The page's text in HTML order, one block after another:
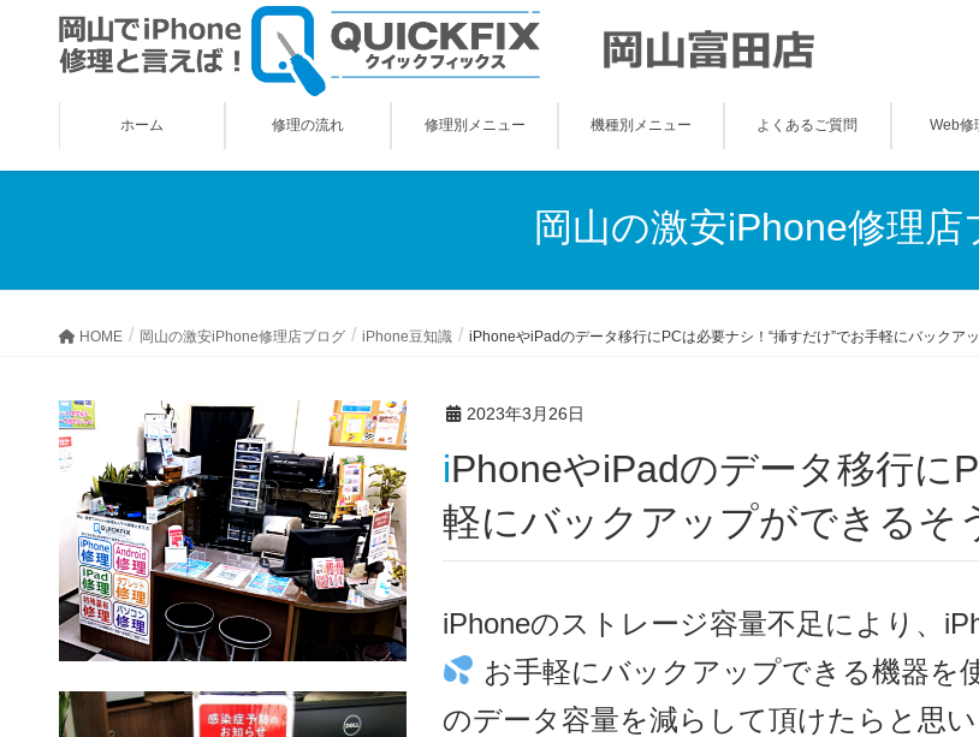
ホーム 修理の流れ 修理別メニュー 機種別メニュー よくあるご質問 Web修
岡山の激安iPhone修理店
HOME 岡山の激安iPhone修理店ブログ iPhone豆知識 iPhoneやiPadのデータ移行にPCは必要ナシ！“挿すだけ”でお手軽にバックア
2023年3月26日
iPhoneやiPadのデータ移行にPCは必要ナシ！“挿すだけ”でお手
軽にバックアップができる
iPhoneのストレージ容量不足により、
お手軽にバックアップできる機器を
のデータ容量を減らして頂けたらと思